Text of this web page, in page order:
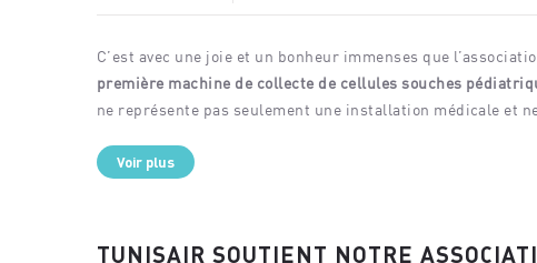
C’est avec une joie et un bonheur immenses que
première machine de collecte de cellules souches
ne représente pas seulement une installation médicale et
Voir plus
TUNISAIR SOUTIENT NOTRE